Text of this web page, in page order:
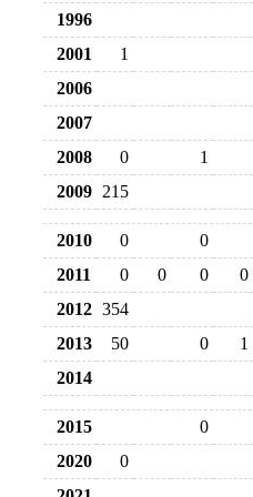
1996
2001
1
2006
2007
2008
0
1
2009
215
2010 0
0
2011
0 0 0
0
2012 354
2013
50 0
1
2014
2015
0
2020
0